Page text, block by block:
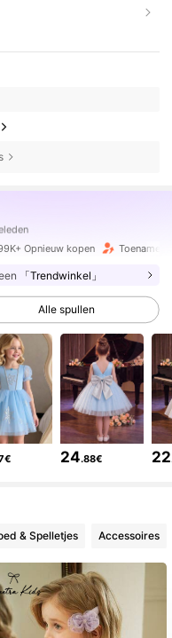
Opnieuw kopen Toename
「Trendwinkel」
Alle spullen
24.88€ 22
& Spelletjes Accessoires